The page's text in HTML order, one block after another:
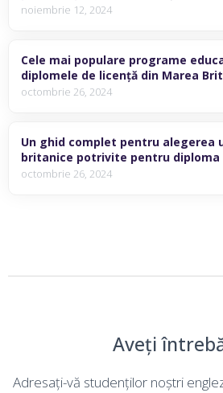
noiembrie 12, 2024
Cele mai populare programe
diplomele de licență din Marea
octombrie 26, 2024
Un ghid complet pentru alegerea
britanice potrivite pentru diploma
octombrie 26, 2024
Aveți
Adresați-vă studenților noștri